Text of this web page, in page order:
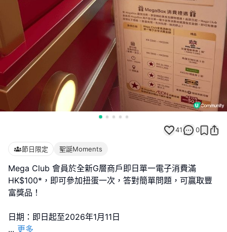
41 0
節日限定 聖誕Moments
Mega Club 會員於全新G層商戶即日單一電子消費滿
HK$100*，即可參加扭蛋一次，答對簡單問題，可贏取豐
富獎品！
... 更多